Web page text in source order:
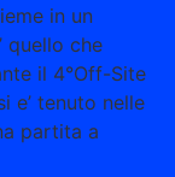
in un
quello che
il 4°Off-Site
e’ tenuto nelle
partita a